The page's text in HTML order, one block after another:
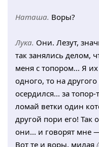
Наташа. Воры?
Лука. Они. Лезут,
так занялись делом,
меня с топором... Я
одного, то на
осердился... за
ломай ветки один
другой пори его!
они... и говорят мне
Вот те и воры, милая